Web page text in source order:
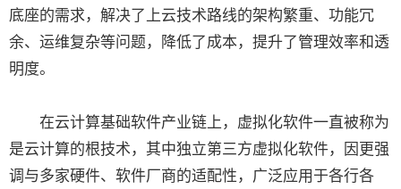
底座的需求，解决了上云技术路线的架构繁重、功能冗
余、运维复杂等问题，降低了成本，提升了管理效率和透
明度。
在云计算基础软件产业链上，虚拟化软件一直被称为
是云计算的根技术，其中独立第三方虚拟化软件，因更强
调与多家硬件、软件厂商的适配性，广泛应用于各行各